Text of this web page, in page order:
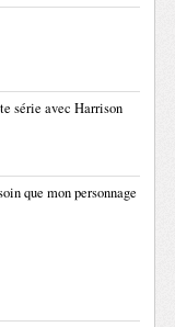
série avec Harrison
que mon personnage